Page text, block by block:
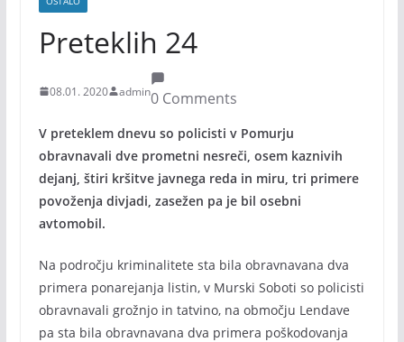
Preteklih 24
08.01. 2020 admin0 Comments
V preteklem dnevu so policisti v Pomurju
obravnavali dve prometni nesreči, osem kaznivih
dejanj, štiri kršitve javnega reda in miru, tri primere
povoženja divjadi, zasežen pa je bil osebni
avtomobil.
Na področju kriminalitete sta bila obravnavana dva
primera ponarejanja listin, v Murski Soboti so policisti
obravnavali grožnjo in tatvino, na območju Lendave
pa sta bila obravnavana dva primera poškodovanja